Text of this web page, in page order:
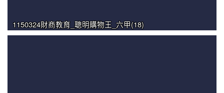
1150324財商教育_聰明購物王_六甲(18)